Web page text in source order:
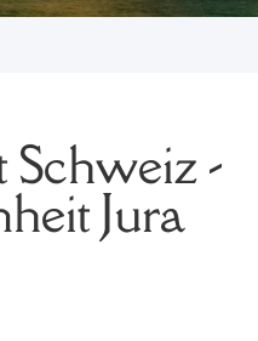
-
Jura